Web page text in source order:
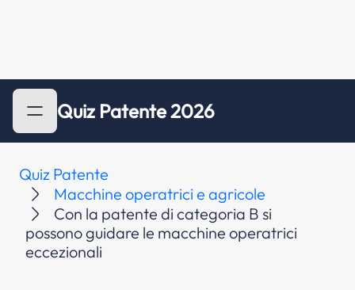
Quiz Patente 2026
Quiz Patente
Macchine operatrici e agricole
Con la patente di categoria B si
possono guidare le macchine operatrici
eccezionali